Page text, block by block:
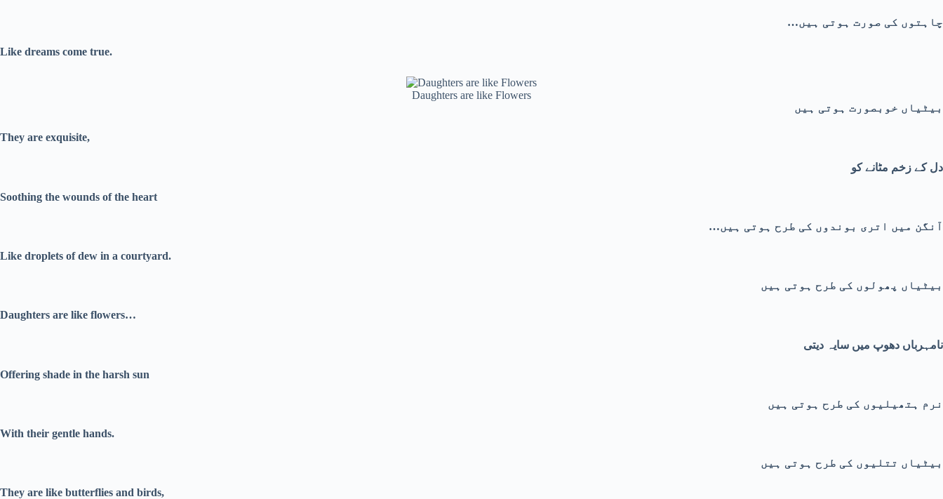
…چاہتوں کی صورت ہوتی ہیں
Like dreams come true.
Daughters are like Flowers
بیٹیاں خوبصورت ہوتی ہیں
They are exquisite,
دل کے زخم مٹانے کو
Soothing the wounds of the heart
…آنگن میں اتری بوندوں کی طرح ہوتی ہیں
Like droplets of dew in a courtyard.
بیٹیاں پھولوں کی طرح ہوتی ہیں
Daughters are like flowers…
نامہرباں دھوپ میں سایہ دیتی
Offering shade in the harsh sun
نرم ہتھیلیوں کی طرح ہوتی ہیں
With their gentle hands.
بیٹیاں تتلیوں کی طرح ہوتی ہیں
They are like butterflies and birds,